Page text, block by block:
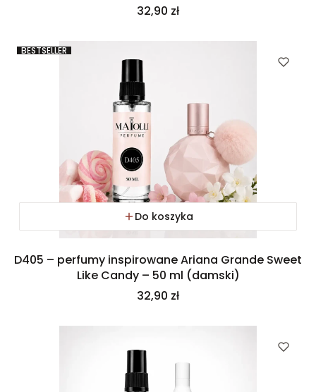
Cena
32,90 zł
BESTSELLER
Do koszyka
D405 – perfumy inspirowane Ariana Grande Sweet
Like Candy – 50 ml (damski)
Cena
32,90 zł